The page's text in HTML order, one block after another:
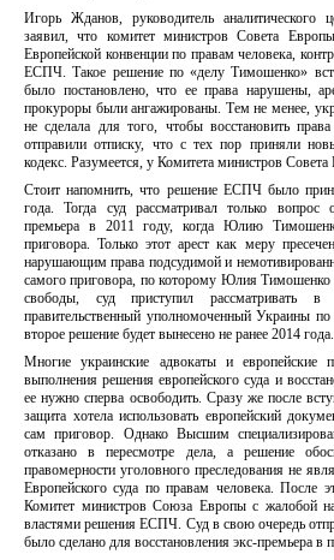
Игорь Жданов, руководитель аналитического
заявил, что комитет министров Совета
Европейской конвенции по правам человека,
ЕСПЧ. Такое решение по «делу Тимошенко»
было постановлено, что ее права нарушены,
прокуроры были ангажированы. Тем не менее,
не сделала для того, чтобы восстановить
отправили отписку, что с тех пор приняли
кодекс. Разумеется, у Комитета министров
Стоит напомнить, что решение ЕСПЧ было
года. Тогда суд рассматривал только
премьера в 2011 году, когда Юлию
приговора. Только этот арест как меру
нарушающим права подсудимой и
самого приговора, по которому Юлия Тимошенко
свободы, суд приступил рассматривать
правительственный уполномоченный Украины
второе решение будет вынесено не ранее 2014 года.
Многие украинские адвокаты и европейские
выполнения решения европейского суда и
ее нужно сперва освободить. Сразу же после
защита хотела использовать европейский
сам приговор. Однако Высшим
отказано в пересмотре дела, а решение
правомерности уголовного преследования не
Европейского суда по правам человека. После
Комитет министров Союза Европы с жалобой
властями решения ЕСПЧ. Суд в свою очередь
было сделано для восстановления экс-премьера в